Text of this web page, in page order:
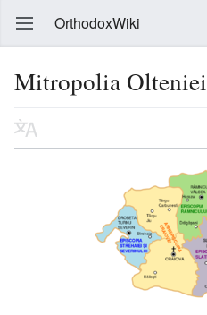
OrthodoxWiki
Mitropolia Olteniei